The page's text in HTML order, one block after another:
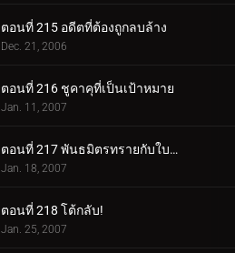
ตอนที่ 215 อดีตที่ต้องถูกลบล้าง
Dec. 21, 2006
ตอนที่ 216 ชูคาคุที่เป็นเป้าหมาย
Jan. 11, 2007
ตอนที่ 217 พันธมิตรทรายกับใบไม้ชิโนบิ
Jan. 18, 2007
ตอนที่ 218 โต้กลับ!
Jan. 25, 2007